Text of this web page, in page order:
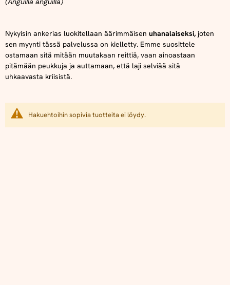
Nykyisin ankerias luokitellaan äärimmäisen uhanalaiseksi, joten
sen myynti tässä palvelussa on kielletty. Emme suosittele
ostamaan sitä mitään muutakaan reittiä, vaan ainoastaan
pitämään peukkuja ja auttamaan, että laji selviää sitä
uhkaavasta kriisistä.
Hakuehtoihin sopivia tuotteita ei löydy.